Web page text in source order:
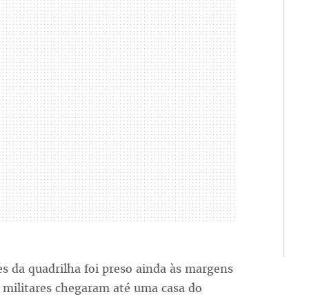
da quadrilha foi preso ainda às margens
chegaram até uma casa do